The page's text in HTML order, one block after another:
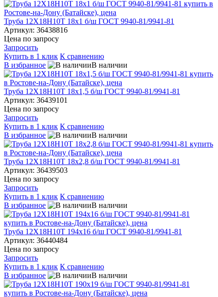
Труба 12Х18Н10Т 18х1 б/ш ГОСТ 9940-81/9941-81
Артикул: 36438816
Цена по запросу
Запросить
Купить в 1 клик К сравнению
В избранное
В наличии
Труба 12Х18Н10Т 18х1,5 б/ш ГОСТ 9940-81/9941-81
Артикул: 36439101
Цена по запросу
Запросить
Купить в 1 клик К сравнению
В избранное
В наличии
Труба 12Х18Н10Т 18х2,8 б/ш ГОСТ 9940-81/9941-81
Артикул: 36439503
Цена по запросу
Запросить
Купить в 1 клик К сравнению
В избранное
В наличии
Труба 12Х18Н10Т 194х16 б/ш ГОСТ 9940-81/9941-81
Артикул: 36440484
Цена по запросу
Запросить
Купить в 1 клик К сравнению
В избранное
В наличии